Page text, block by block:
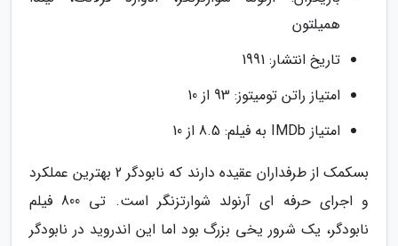
همیلتون
تاریخ انتشار: 1991
امتیاز راتن تومیتوز: 93 از 10
امتیاز IMDb به فیلم: 8.5 از 10
بسکمک از طرفداران عقیده دارند که نابودگر 2 بهترین عملکرد
و اجرای حرفه ای آرنولد شوارتزنگر است. تی 800 فیلم
نابودگر، یک شرور یخی بزرگ بود اما این اندروید در نابودگر